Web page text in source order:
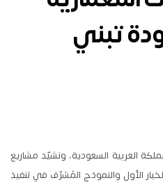
تبني
العربية السعودية، ونشيّد مشاريع
2030، لنكون الخيار الأول والنموذج المُشرّف في تنفيذ